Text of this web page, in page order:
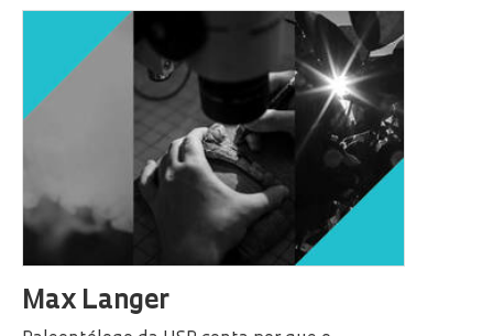
Max Langer